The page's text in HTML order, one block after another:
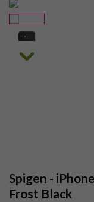
Spigen -
Frost Black